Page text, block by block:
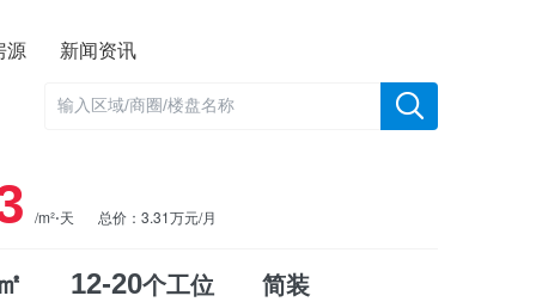
源 新闻资讯
/m²⋅天 总价：3.31万元/月
12-20个工位 简装